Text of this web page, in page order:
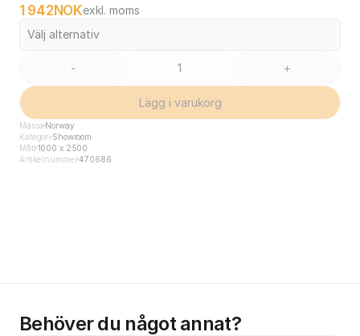
1 942NOKexkl. moms
Välj alternativ
- +
Lägg i varukorg
Mässa Norway
Kategori Showroom
Mått1000 x 2500
Artikelnummer470686
Behöver du något annat?